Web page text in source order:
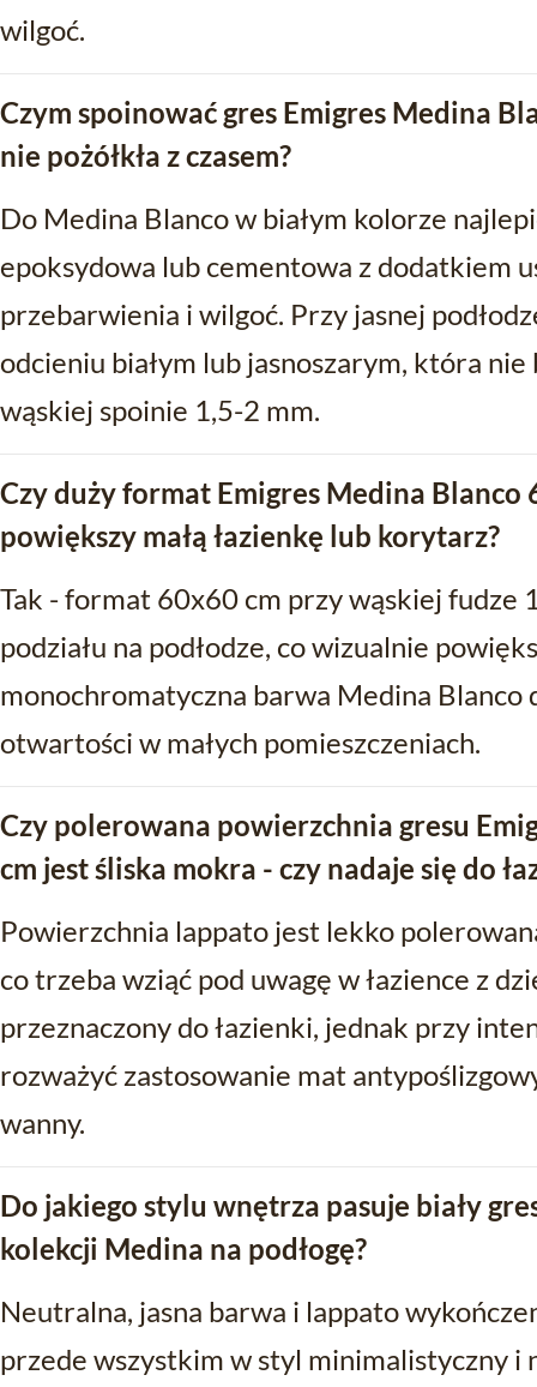
wilgoć.
Czym spoinować gres Emigres Medina
nie pożółkła z czasem?
Do Medina Blanco w białym kolorze
epoksydowa lub cementowa z dodatkiem
przebarwienia i wilgoć. Przy jasnej
odcieniu białym lub jasnoszarym, która
wąskiej spoinie 1,5-2 mm.
Czy duży format Emigres Medina Blanco
powiększy małą łazienkę lub korytarz?
Tak - format 60x60 cm przy wąskiej fudze
podziału na podłodze, co wizualnie
monochromatyczna barwa Medina
otwartości w małych pomieszczeniach.
Czy polerowana powierzchnia gresu
cm jest śliska mokra - czy nadaje się do
Powierzchnia lappato jest lekko
co trzeba wziąć pod uwagę w łazience z
przeznaczony do łazienki, jednak przy
rozważyć zastosowanie mat
wanny.
Do jakiego stylu wnętrza pasuje biały
kolekcji Medina na podłogę?
Neutralna, jasna barwa i lappato
przede wszystkim w styl minimalistyczny i